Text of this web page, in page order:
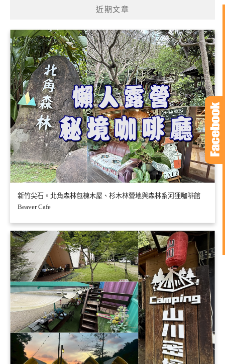
近期文章
新竹尖石。北角森林包棟木屋、杉木林營地與森林系河狸咖啡館
Beaver Cafe